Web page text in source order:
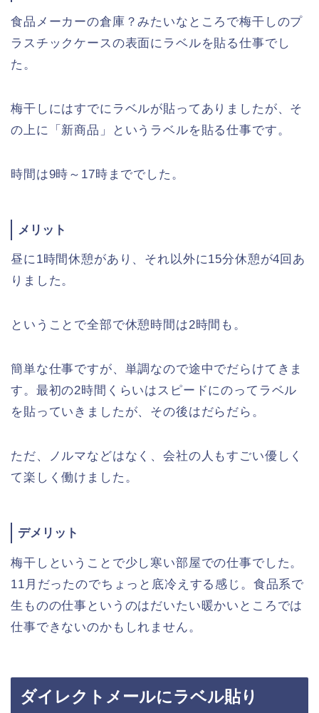
食品メーカーの倉庫？みたいなところで梅干しのプ
ラスチックケースの表面にラベルを貼る仕事でし
た。
梅干しにはすでにラベルが貼ってありましたが、そ
の上に「新商品」というラベルを貼る仕事です。
時間は9時～17時まででした。
メリット
昼に1時間休憩があり、それ以外に15分休憩が4回あ
りました。
ということで全部で休憩時間は2時間も。
簡単な仕事ですが、単調なので途中でだらけてきま
す。最初の2時間くらいはスピードにのってラベル
を貼っていきましたが、その後はだらだら。
ただ、ノルマなどはなく、会社の人もすごい優しく
て楽しく働けました。
デメリット
梅干しということで少し寒い部屋での仕事でした。
11月だったのでちょっと底冷えする感じ。食品系で
生ものの仕事というのはだいたい暖かいところでは
仕事できないのかもしれません。
ダイレクトメールにラベル貼り